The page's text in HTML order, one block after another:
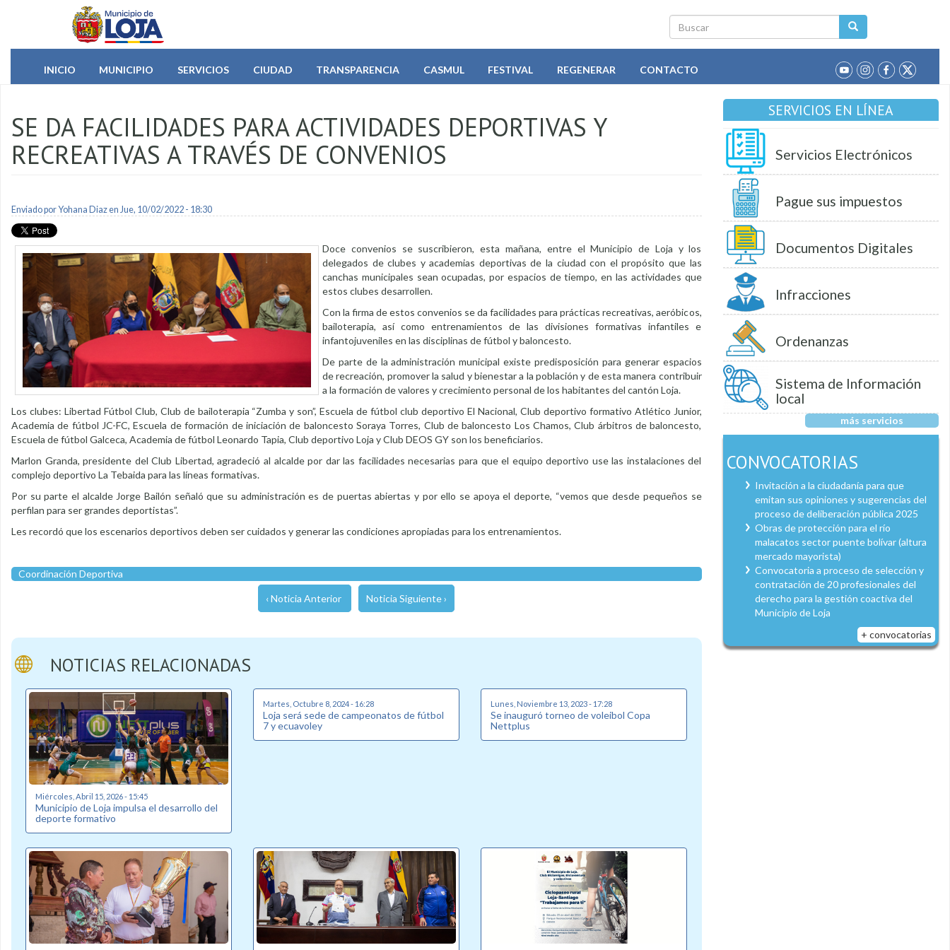
Pasar al contenido principal
Buscar
INICIO
MUNICIPIO SERVICIOS CIUDAD TRANSPARENCIA CASMUL FESTIVAL REGENERAR CONTACTO
SE DA FACILIDADES PARA ACTIVIDADES DEPORTIVAS Y
RECREATIVAS A TRAVÉS DE CONVENIOS
Enviado porYohana Diazen Jue, 10/02/2022 - 18:30
Doce convenios se suscribieron, esta mañana, entre el Municipio de Loja y los
delegados de clubes y academias deportivas de la ciudad con el propósito que las
canchas municipales sean ocupadas, por espacios de tiempo, en las actividades que
estos clubes desarrollen.
Con la firma de estos convenios se da facilidades para prácticas recreativas, aeróbicos,
bailoterapia, así como entrenamientos de las divisiones formativas infantiles e
infantojuveniles en las disciplinas de fútbol y baloncesto.
De parte de la administración municipal existe predisposición para generar espacios
de recreación, promover la salud y bienestar a la población y de esta manera contribuir
a la formación de valores y crecimiento personal de los habitantes del cantón Loja.
Los clubes: Libertad Fútbol Club, Club de bailoterapia “Zumba y son”, Escuela de fútbol club deportivo El Nacional, Club deportivo formativo Atlético Junior,
Academia de fútbol JC-FC, Escuela de formación de iniciación de baloncesto Soraya Torres, Club de baloncesto Los Chamos, Club árbitros de baloncesto,
Escuela de fútbol Galceca, Academia de fútbol Leonardo Tapia, Club deportivo Loja y Club DEOS GY son los beneficiarios.
Marlon Granda, presidente del Club Libertad, agradeció al alcalde por dar las facilidades necesarias para que el equipo deportivo use las instalaciones del
complejo deportivo La Tebaida para las líneas formativas.
Por su parte el alcalde Jorge Bailón señaló que su administración es de puertas abiertas y por ello se apoya el deporte, “vemos que desde pequeños se
perfilan para ser grandes deportistas”.
Les recordó que los escenarios deportivos deben ser cuidados y generar las condiciones apropiadas para los entrenamientos.
Coordinación Deportiva
‹ Noticia Anterior Noticia Siguiente ›
NOTICIAS RELACIONADAS
Miércoles, Abril 15, 2026 - 15:45
Municipio de Loja impulsa el desarrollo del
deporte formativo
Martes, Octubre 8, 2024 - 16:28
Loja será sede de campeonatos de fútbol
7 y ecuavoley
Lunes, Noviembre 13, 2023 - 17:28
Se inauguró torneo de voleibol Copa
Nettplus
SERVICIOS EN LÍNEA
Servicios Electrónicos
Pague sus impuestos
Documentos Digitales
Infracciones
Ordenanzas
Sistema de Información
local
más servicios
CONVOCATORIAS
Invitación a la ciudadanía para que
emitan sus opiniones y sugerencias del
proceso de deliberación pública 2025
Obras de protección para el río
malacatos sector puente bolívar (altura
mercado mayorista)
Convocatoria a proceso de selección y
contratación de 20 profesionales del
derecho para la gestión coactiva del
Municipio de Loja
+ convocatorias